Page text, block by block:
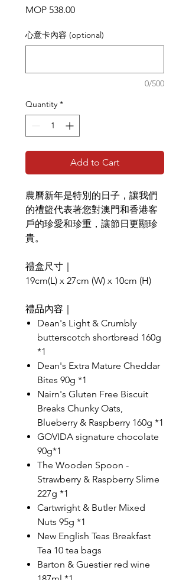
MOP 538.00Price
心意卡內容 (optional)
0/500
Quantity *
Add to Cart
農曆新年是特別的日子，讓我們
的禮籃代表著您對澳門和香港客
戶的珍愛和珍重，讓節日更顯珍
貴。
禮盒尺寸｜
19cm(L) x 27cm (W) x 10cm (H)
禮品內容｜
Dean's Light & Crumbly
butterscotch shortbread 160g
*1
Dean's Extra Mature Cheddar
Bites 90g *1
Nairn's Gluten Free Biscuit
Breaks Chunky Oats,
Blueberry & Raspberry 160g *1
GOVIDA signature chocolate
90g*1
The Wooden Spoon -
Strawberry & Raspberry Slime
227g *1
Cartwright & Butler Mixed
Nuts 95g *1
New English Teas Breakfast
Tea 10 tea bags
Barton & Guestier red wine